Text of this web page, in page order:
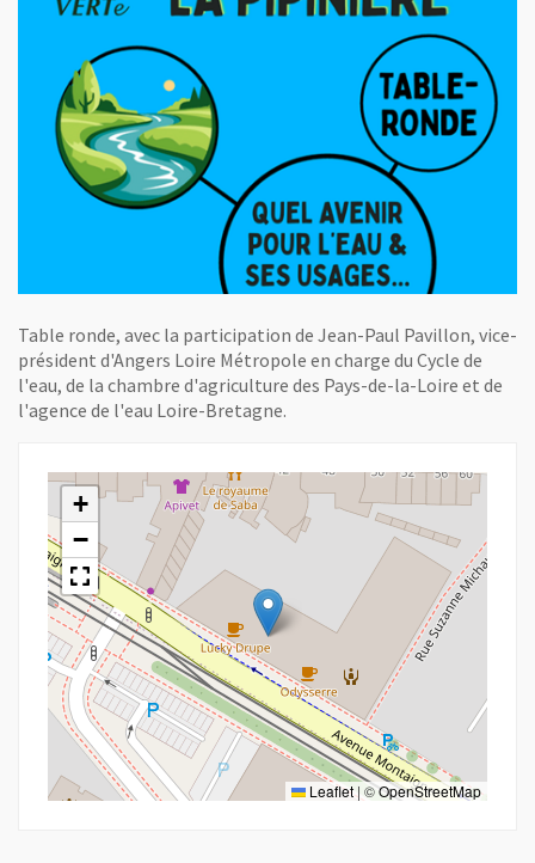
Table ronde, avec la participation de Jean-Paul Pavillon, vice-
président d'Angers Loire Métropole en charge du Cycle de
l'eau, de la chambre d'agriculture des Pays-de-la-Loire et de
l'agence de l'eau Loire-Bretagne.
+
−
Leaflet | ©OpenStreetMap